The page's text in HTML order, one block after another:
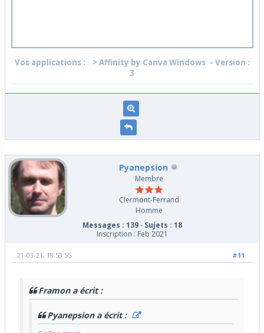
Vos applications : > Affinity by Canva Windows - Version :
3
Pyanepsion
Membre
Clermont-Ferrand
Homme
Messages : 139- Sujets : 18
Inscription : Feb 2021
#11
21-03-21, 18:53:55
Framon a écrit :
Pyanepsion a écrit :